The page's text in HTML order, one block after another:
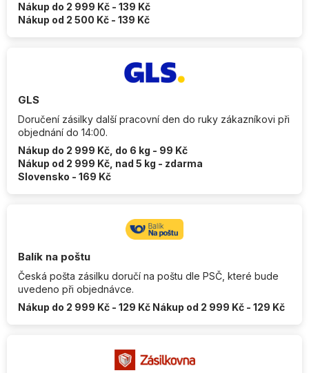
Nákup do 2 999 Kč - 139 Kč
Nákup od 2 500 Kč - 139 Kč
GLS
Doručení zásilky další pracovní den do ruky zákazníkovi při
objednání do 14:00.
Nákup do 2 999 Kč, do 6 kg - 99 Kč
Nákup od 2 999 Kč, nad 5 kg - zdarma
Slovensko - 169 Kč
Balík na poštu
Česká pošta zásilku doručí na poštu dle PSČ, které bude
uvedeno při objednávce.
Nákup do 2 999 Kč - 129 Kč Nákup od 2 999 Kč - 129 Kč